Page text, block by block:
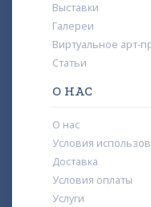
Выставки
Галереи
Виртуальное арт-
Статьи
О НАС
О нас
Условия
Доставка
Условия оплаты
Услуги